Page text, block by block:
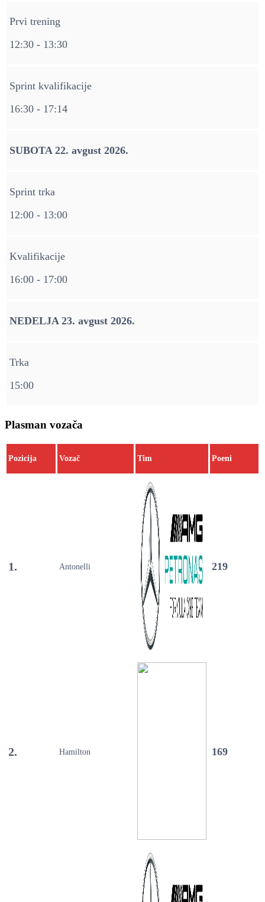
Prvi trening
12:30 - 13:30
Sprint kvalifikacije
16:30 - 17:14
SUBOTA 22. avgust 2026.
Sprint trka
12:00 - 13:00
Kvalifikacije
16:00 - 17:00
NEDELJA 23. avgust 2026.
Trka
15:00
Plasman vozača
Pozicija Vozač Tim Poeni
1. Antonelli 219
2. Hamilton 169